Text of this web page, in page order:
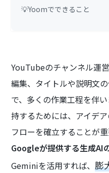
💡Yoomでできること
YouTubeのチャンネル運
編集、タイトルや説明文
で、多くの作業工程を伴
持するためには、アイデ
フローを確立することが重
Googleが提供する生成AI
Geminiを活用すれば、膨